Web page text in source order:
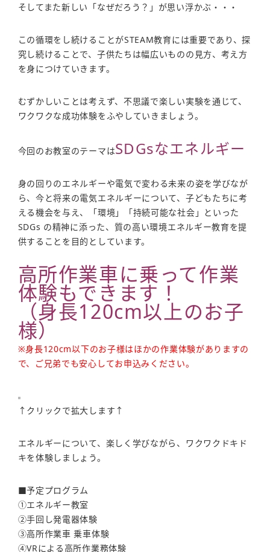
そしてまた新しい「なぜだろう？」が思い浮かぶ・・・
この循環をし続けることがSTEAM教育には重要であり、探
究し続けることで、子供たちは幅広いものの見方、考え方
を身につけていきます。
むずかしいことは考えず、不思議で楽しい実験を通じて、
ワクワクな成功体験をふやしていきましょう。
今回のお教室のテーマはSDGsなエネルギー
身の回りのエネルギーや電気で変わる未来の姿を学びなが
ら、今と将来の電気エネルギーについて、子どもたちに考
える機会を与え、「環境」「持続可能な社会」といった
SDGs の精神に添った、質の高い環境エネルギー教育を提
供することを目的としています。
高所作業車に乗って作業
体験もできます！
（身長120cm以上のお子
様）
※身長120cm以下のお子様はほかの作業体験がありますの
で、ご兄弟でも安心してお申込みください。
↑クリックで拡大します↑
エネルギーについて、楽しく学びながら、ワクワクドキド
キを体験しましょう。
■予定プログラム
①エネルギー教室
②手回し発電器体験
③高所作業車 乗車体験
④VRによる高所作業務体験